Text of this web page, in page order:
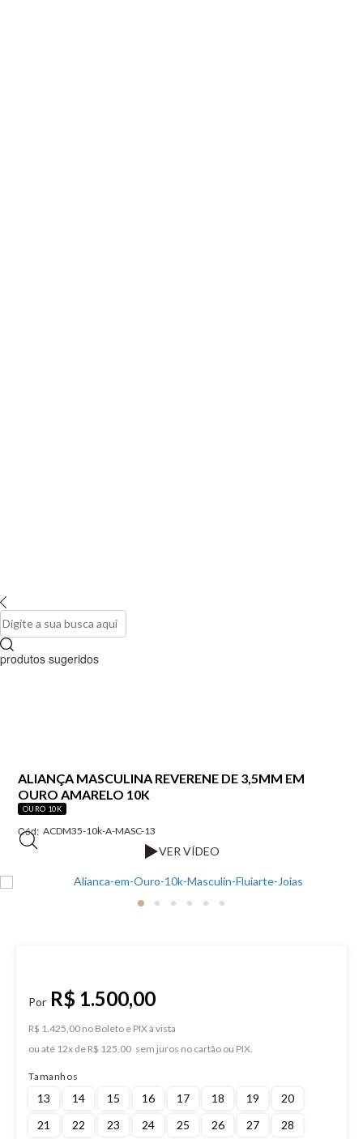
produtos sugeridos
ALIANÇA MASCULINA REVERENE DE 3,5MM EM
OURO AMARELO 10K
OURO 10K
Cód: ACDM35-10k-A-MASC-13
VER VÍDEO
R$ 1.500,00
R$ 1.425,00 no Boleto e PIX
ou
12x de R$ 125,00
Tamanhos
13 14 15 16 17 18 19
20
21
22 23 24 25 26 27 28